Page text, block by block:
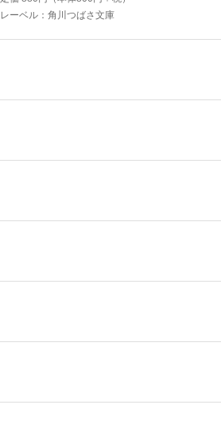
レーベル：角川つばさ文庫